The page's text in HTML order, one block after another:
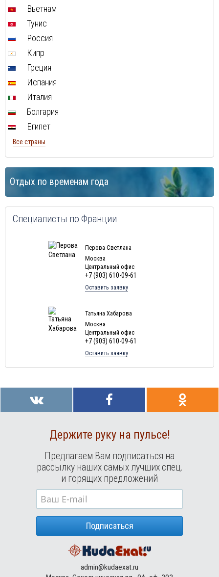
Вьетнам
Тунис
Россия
Кипр
Греция
Испания
Италия
Болгария
Египет
Все страны
Отдых по временам года
Специалисты по Франции
Перова Светлана
Москва
Центральный офис
+7 (903) 610-09-61
Оставить заявку
Татьяна Хабарова
Москва
Центральный офис
+7 (903) 610-09-61
Оставить заявку
Держите руку на пульсе!
Предлагаем Вам подписаться на
рассылку наших самых лучших спец.
и горящих предложений
Подписаться
admin@kudaexat.ru